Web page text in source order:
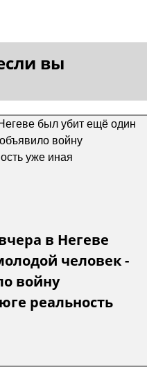
вы
в Негеве
человек -
войну
реальность